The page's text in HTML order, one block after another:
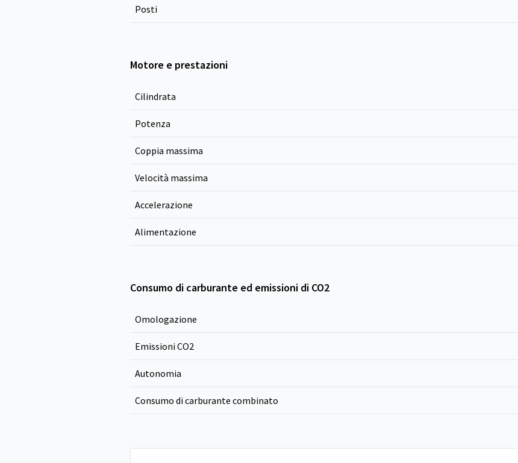
Posti
Motore e prestazioni
Cilindrata
Potenza
Coppia massima
Velocità massima
Accelerazione
Alimentazione
Consumo di carburante ed emissioni di CO2
Omologazione
Emissioni CO2
Autonomia
Consumo di carburante combinato